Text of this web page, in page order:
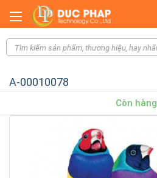
A-00010078
Còn hàng